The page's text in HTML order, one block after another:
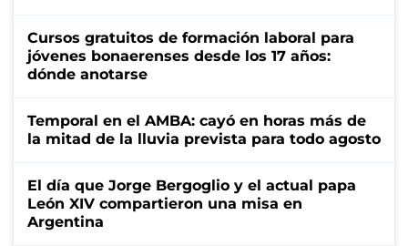
Cursos gratuitos de formación laboral para
jóvenes bonaerenses desde los 17 años:
dónde anotarse
Temporal en el AMBA: cayó en horas más de
la mitad de la lluvia prevista para todo agosto
El día que Jorge Bergoglio y el actual papa
León XIV compartieron una misa en
Argentina